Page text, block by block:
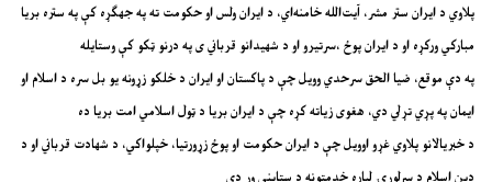
پلاوي د ایران ستر مشر، آیت‌الله خامنه‌اي، د ایران ولس او حکومت ته په جهګړه کې په ستره بریا
مبارکي ورکړه او د ایران پوځ ،سرتیرو او د شهیدانو قرباني ی په درنو ټکو کې وستایله
په دې موقع، ضیا الحق سرحدي وویل چې د پاکستان او ایران د خلکو زړونه یو بل سره د اسلام او
ایمان په پړي تړلي دي، هغوی زیاته کړه چې د ایران بریا د ټول اسلامي امت بریا ده
د خبریالانو پلاوي غړو اوویل چې د ایران حکومت او پوځ زړورتیا، خپلواکي، د شهادت قرباني او د